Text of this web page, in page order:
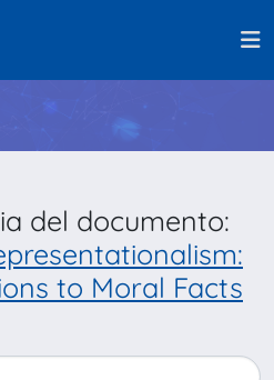
del documento:
to Moral Facts